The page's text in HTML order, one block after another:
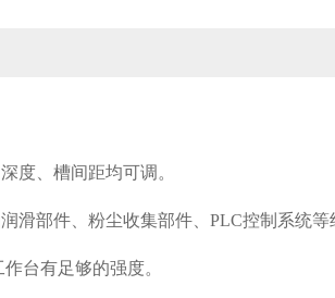
度、槽间距均可调。
滑部件、粉尘收集部件、PLC控制系统等
台有足够的强度。